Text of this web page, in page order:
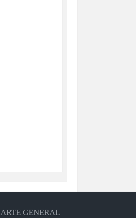
ARTE GENERAL